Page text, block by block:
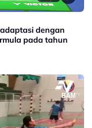
dengan
pada tahun